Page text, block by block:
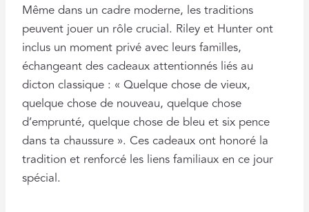
Même dans un cadre moderne, les traditions
peuvent jouer un rôle crucial. Riley et Hunter ont
inclus un moment privé avec leurs familles,
échangeant des cadeaux attentionnés liés au
dicton classique : « Quelque chose de vieux,
quelque chose de nouveau, quelque chose
d’emprunté, quelque chose de bleu et six pence
dans ta chaussure ». Ces cadeaux ont honoré la
tradition et renforcé les liens familiaux en ce jour
spécial.